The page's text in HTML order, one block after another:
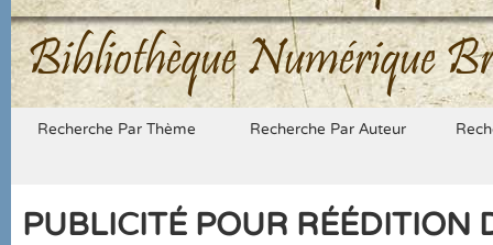
Bibliothèque Numérique
Recherche Par Thème Recherche Par Auteur
PUBLICITÉ POUR RÉÉDITION